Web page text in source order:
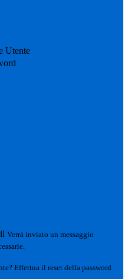
Utente
Verrà inviato un messaggio
Effettua il reset della password